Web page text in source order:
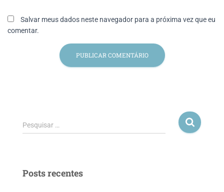
Salvar meus dados neste navegador para a próxima vez que eu
comentar.
Pesquisar …
Posts recentes